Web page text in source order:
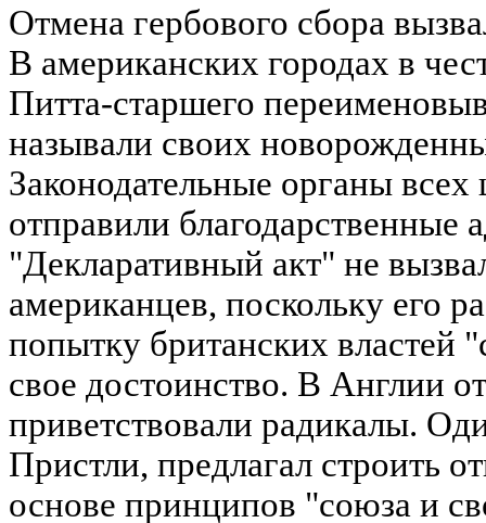
Отмена гербового сбора
В американских городах в
Питта-старшего
называли своих
Законодательные органы
отправили благодарственные
"Декларативный акт" не
американцев, поскольку его
попытку британских властей
свое достоинство. В Англии
приветствовали радикалы.
Пристли, предлагал строить
основе принципов "союза и